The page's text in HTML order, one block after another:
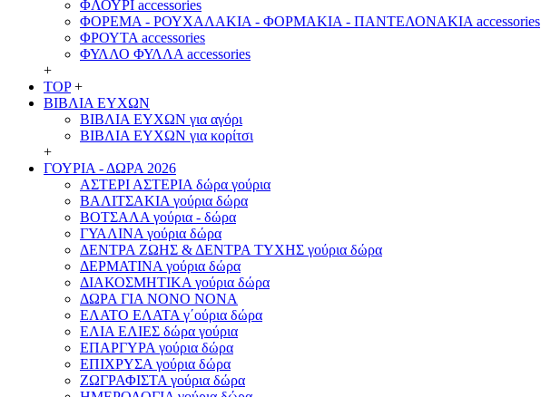
ΦΛΟΥΡΙ accessories
ΦΟΡΕΜΑ - ΡΟΥΧΑΛΑΚΙΑ - ΦΟΡΜΑΚΙΑ - ΠΑΝΤΕΛΟΝΑΚΙΑ accessories
ΦΡΟΥΤΑ accessories
ΦΥΛΛΟ ΦΥΛΛΑ accessories
+
TOP +
ΒΙΒΛΙΑ ΕΥΧΩΝ
ΒΙΒΛΙΑ ΕΥΧΩΝ για αγόρι
ΒΙΒΛΙΑ ΕΥΧΩΝ για κορίτσι
+
ΓΟΥΡΙΑ - ΔΩΡΑ 2026
ΑΣΤΕΡΙ ΑΣΤΕΡΙΑ δώρα γούρια
ΒΑΛΙΤΣΑΚΙΑ γούρια δώρα
ΒΟΤΣΑΛΑ γούρια - δώρα
ΓΥΑΛΙΝΑ γούρια δώρα
ΔΕΝΤΡΑ ΖΩΗΣ & ΔΕΝΤΡΑ ΤΥΧΗΣ γούρια δώρα
ΔΕΡΜΑΤΙΝΑ γούρια δώρα
ΔΙΑΚΟΣΜΗΤΙΚΑ γούρια δώρα
ΔΩΡΑ ΓΙΑ ΝΟΝΟ ΝΟΝΑ
ΕΛΑΤΟ ΕΛΑΤΑ γ΄ούρια δώρα
ΕΛΙΑ ΕΛΙΕΣ δώρα γούρια
ΕΠΑΡΓΥΡΑ γούρια δώρα
ΕΠΙΧΡΥΣΑ γούρια δώρα
ΖΩΓΡΑΦΙΣΤΑ γούρια δώρα